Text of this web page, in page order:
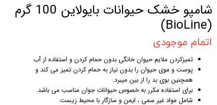
شامپو خشک حیوانات بایولاین 100 گرم
(BioLine)
اتمام موجودی
تمیزکردن ملایم حیوان خانگی بدون حمام کردن و استفاده از آب
پوست و موی حیوان را بدون نیاز به حمام کردن تمیز می کند و
همچنین بوی بد را از بین میبرد.
برای استفاده مکرر به خصوص حیوانات جوان مناسب می باشد.
شامل مواد غیر سمی ، ایمن و سازگار با محیط زیست